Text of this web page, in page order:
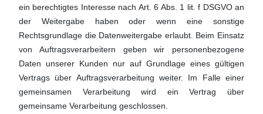
ein berechtigtes Interesse nach Art. 6 Abs. 1 lit. f DSGVO an
der Weitergabe haben oder wenn eine sonstige
Rechtsgrundlage die Datenweitergabe erlaubt. Beim Einsatz
von Auftragsverarbeitern geben wir personenbezogene
Daten unserer Kunden nur auf Grundlage eines gültigen
Vertrags über Auftragsverarbeitung weiter. Im Falle einer
gemeinsamen Verarbeitung wird ein Vertrag über
gemeinsame Verarbeitung geschlossen.